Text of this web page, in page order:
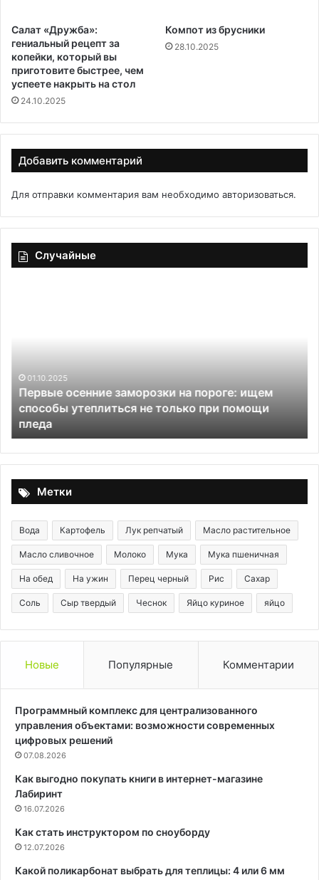
Салат «Дружба»:
гениальный рецепт за
копейки, который вы
приготовите быстрее, чем
успеете накрыть на стол
24.10.2025
Компот из брусники
28.10.2025
Добавить комментарий
Для отправки комментария вам необходимо авторизоваться.
Случайные
способы
утеплиться
не
только
при
помощи
пледа
01.10.2025
Первые осенние заморозки на пороге: ищем
способы утеплиться не только при помощи
пледа
Метки
Вода Картофель Лук репчатый Масло растительное
Масло сливочное Молоко Мука Мука пшеничная
На обед На ужин Перец черный Рис Сахар
Соль Сыр твердый Чеснок Яйцо куриное яйцо
Новые Популярные Комментарии
Программный комплекс для централизованного
управления объектами: возможности современных
цифровых решений
07.08.2026
Как выгодно покупать книги в интернет-магазине
Лабиринт
16.07.2026
Как стать инструктором по сноуборду
12.07.2026
Какой поликарбонат выбрать для теплицы: 4 или 6 мм